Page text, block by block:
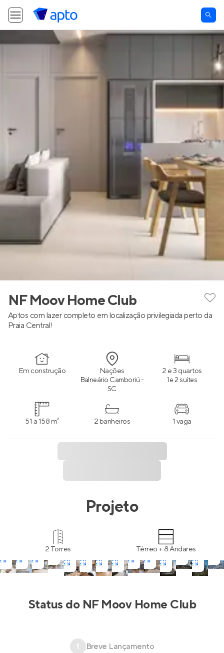
NF Moov Home Club
Aptos com lazer completo em localização privilegiada perto da
Praia Central!
Em construção Nações
Balneário Camboriú -
SC
2 e 3 quartos
1 e 2 suítes
51 a 158 m² 2 banheiros 1 vaga
Projeto
2 Torres Térreo + 8 Andares
Status do NF Moov Home Club
1 Breve Lançamento